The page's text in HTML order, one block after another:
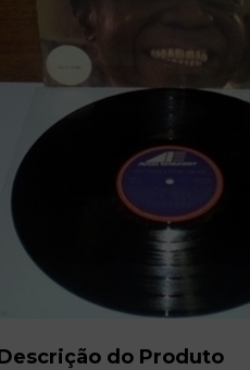
do Produto